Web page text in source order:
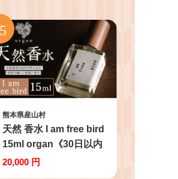
熊本県産山村
天然 香水 I am free bird
15ml organ《30日以内
に出荷予定(土日祝除
20,000 円